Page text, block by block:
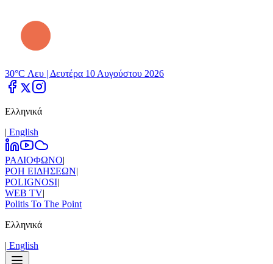
30°C Λευ | Δευτέρα 10 Αυγούστου 2026
Ελληνικά
| Εnglish
ΡΑΔΙΟΦΩΝΟ|
ΡΟΗ ΕΙΔΗΣΕΩΝ|
POLIGNOSI|
WEB TV|
Politis To The Point
Ελληνικά
| Εnglish